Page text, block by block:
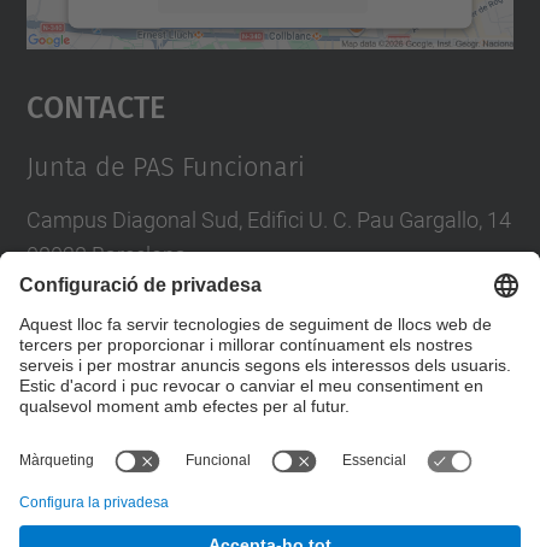
Accepta
powered by
Contacte
Junta de PAS Funcionari
Campus Diagonal Sud, Edifici U. C. Pau Gargallo, 14
08028 Barcelona
E-mail :junta.pasf@upc.edu
Formulari de contacte